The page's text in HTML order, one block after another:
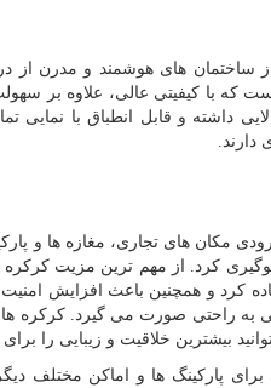
ساختمان های هوشمند و مدرن
با کیفیتی عالی، علاوه بر
داشته و قابل انطباق با نمایی
مکان های تجاری، مغازه ها و
جلوگیری کرد. از مهم ترین مزیت
کرد و همچنین باعث افزایش
راحتی صورت می گیرد. کرکره های
بیشترین خلاقیت و زیبایی را برای
پارکینگ ها و اماکن مختلف